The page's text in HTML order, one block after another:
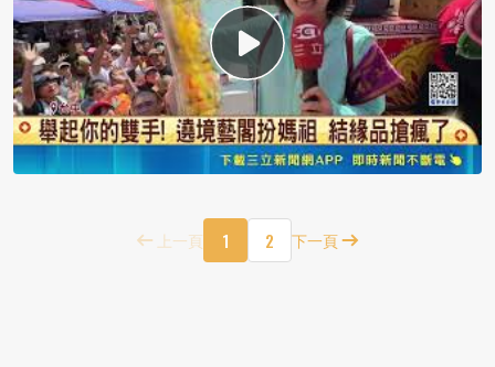
上一頁 1 2 下一頁